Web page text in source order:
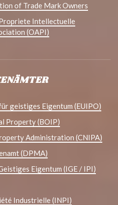
of Trade Mark Owners
Intellectuelle
(OAPI)
geistiges Eigentum (EUIPO)
Property (BOIP)
Administration (CNIPA)
(DPMA)
Eigentum (IGE / IPI)
Industrielle (INPI)